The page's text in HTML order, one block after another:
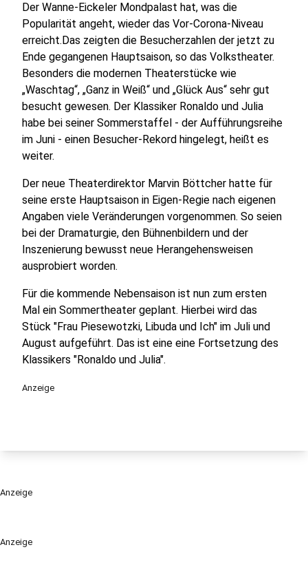
Anzeige
Der Wanne-Eickeler Mondpalast hat, was die
Popularität angeht, wieder das Vor-Corona-Niveau
erreicht.Das zeigten die Besucherzahlen der jetzt zu
Ende gegangenen Hauptsaison, so das Volkstheater.
Besonders die modernen Theaterstücke wie
„Waschtag“, „Ganz in Weiß“ und „Glück Aus“ sehr gut
besucht gewesen. Der Klassiker Ronaldo und Julia
habe bei seiner Sommerstaffel - der Aufführungsreihe
im Juni - einen Besucher-Rekord hingelegt, heißt es
weiter.
Der neue Theaterdirektor Marvin Böttcher hatte für
seine erste Hauptsaison in Eigen-Regie nach eigenen
Angaben viele Veränderungen vorgenommen. So seien
bei der Dramaturgie, den Bühnenbildern und der
Inszenierung bewusst neue Herangehensweisen
ausprobiert worden.
Für die kommende Nebensaison ist nun zum ersten
Mal ein Sommertheater geplant. Hierbei wird das
Stück "Frau Piesewotzki, Libuda und Ich" im Juli und
August aufgeführt. Das ist eine eine Fortsetzung des
Klassikers "Ronaldo und Julia".
Anzeige
Anzeige